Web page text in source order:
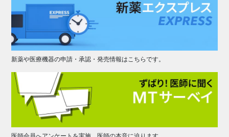
新薬や医療機器の申請・承認・発売情報はこちらです。